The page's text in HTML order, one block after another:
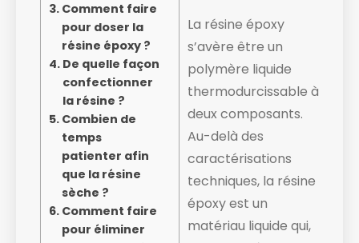
Comment faire
pour doser la
résine époxy ?
De quelle façon
confectionner
la résine ?
Combien de
temps
patienter afin
que la résine
sèche ?
Comment faire
pour éliminer
La résine époxy
s’avère être un
polymère liquide
thermodurcissable à
deux composants.
Au-delà des
caractérisations
techniques, la résine
époxy est un
matériau liquide ​qui,